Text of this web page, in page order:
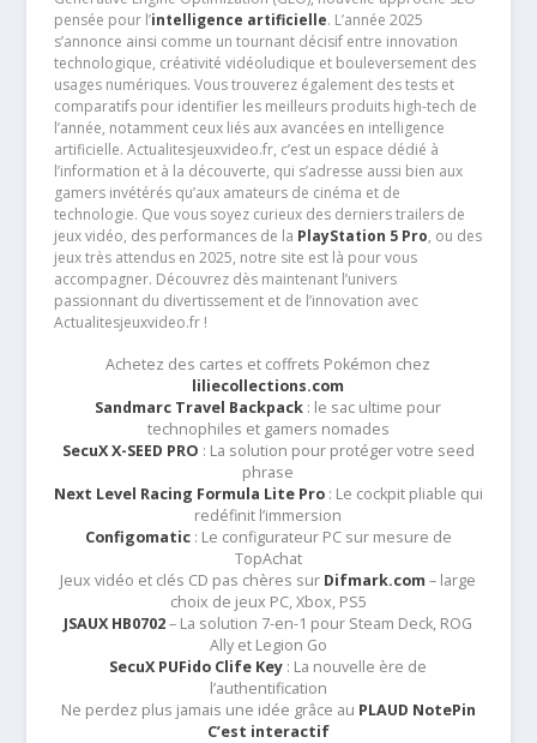
pensée pour l’intelligence artificielle. L’année 2025
s’annonce ainsi comme un tournant décisif entre innovation
technologique, créativité vidéoludique et bouleversement des
usages numériques. Vous trouverez également des tests et
comparatifs pour identifier les meilleurs produits high-tech de
l’année, notamment ceux liés aux avancées en intelligence
artificielle. Actualitesjeuxvideo.fr, c’est un espace dédié à
l’information et à la découverte, qui s’adresse aussi bien aux
gamers invétérés qu’aux amateurs de cinéma et de
technologie. Que vous soyez curieux des derniers trailers de
jeux vidéo, des performances de la PlayStation 5 Pro, ou des
jeux très attendus en 2025, notre site est là pour vous
accompagner. Découvrez dès maintenant l’univers
passionnant du divertissement et de l’innovation avec
Actualitesjeuxvideo.fr !
Achetez des cartes et coffrets Pokémon chez
liliecollections.com
Sandmarc Travel Backpack : le sac ultime pour
technophiles et gamers nomades
SecuX X-SEED PRO : La solution pour protéger votre seed
phrase
Next Level Racing Formula Lite Pro: Le cockpit pliable qui
redéfinit l’immersion
Configomatic: Le configurateur PC sur mesure de
TopAchat
Jeux vidéo et clés CD pas chères sur Difmark.com – large
choix de jeux PC, Xbox, PS5
JSAUX HB0702– La solution 7-en-1 pour Steam Deck, ROG
Ally et Legion Go
SecuX PUFido Clife Key : La nouvelle ère de
l’authentification
Ne perdez plus jamais une idée grâce au PLAUD NotePin
C’est interactif